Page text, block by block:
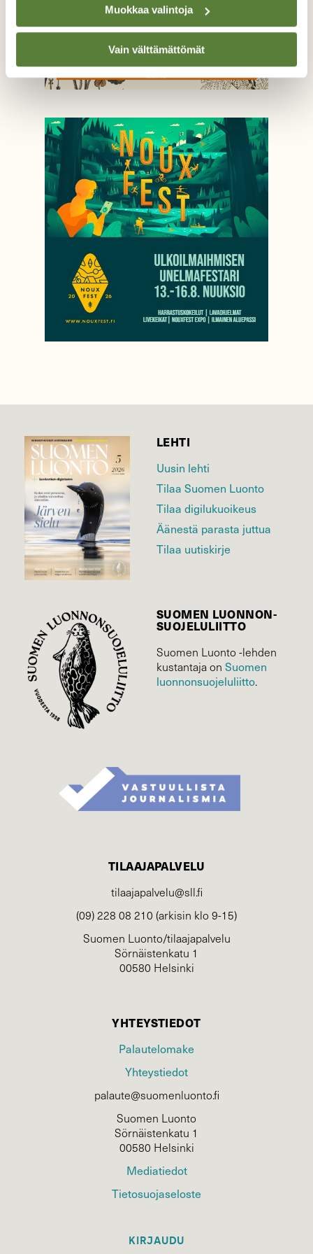
Muokkaa valintoja
Vain välttämättömät
LEHTI
Uusin lehti
Tilaa Suomen Luonto
Tilaa digilukuoikeus
Äänestä parasta juttua
Tilaa uutiskirje
SUOMEN LUONNON­
SUOJELU­LIITTO
Suomen Luonto -lehden
kustantaja on Suomen
luonnonsuojelu­liitto.
TILAAJAPALVELU
tilaajapalvelu@sll.fi
(09) 228 08 210 (arkisin klo 9-15)
Suomen Luonto/tilaajapalvelu
Sörnäistenkatu 1
00580 Helsinki
YHTEYSTIEDOT
Palautelomake
Yhteystiedot
palaute@suomenluonto.fi
Suomen Luonto
Sörnäistenkatu 1
00580 Helsinki
Mediatiedot
Tietosuojaseloste
KIRJAUDU